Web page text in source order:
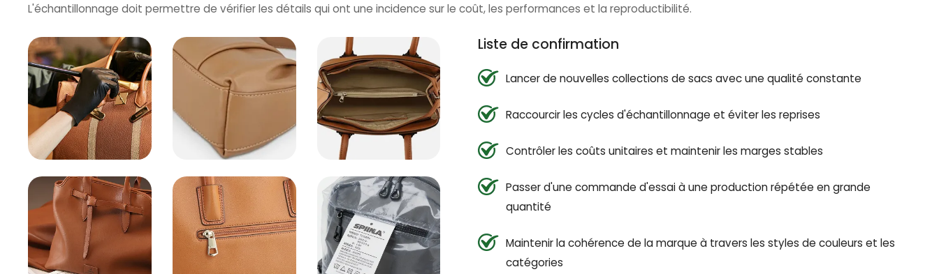
L'échantillonnage doit permettre de vérifier les détails qui ont une incidence sur le coût, les performances et la reproductibilité.
Liste de confirmation
Lancer de nouvelles collections de sacs avec une qualité constante
Raccourcir les cycles d'échantillonnage et éviter les reprises
Contrôler les coûts unitaires et maintenir les marges stables
Passer d'une commande d'essai à une production répétée en grande
quantité
Maintenir la cohérence de la marque à travers les styles de couleurs et les
catégories